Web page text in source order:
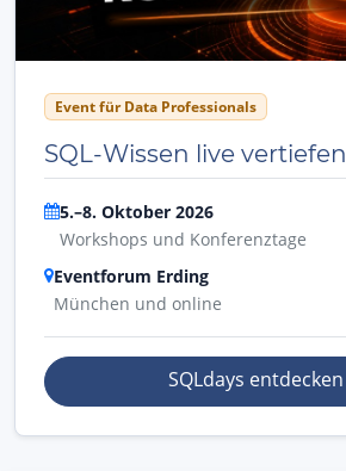
Event für Data Professionals
SQL-Wissen live vertiefen
5.–8. Oktober 2026
Workshops und Konferenztage
Eventforum Erding
München und online
SQLdays entdecken